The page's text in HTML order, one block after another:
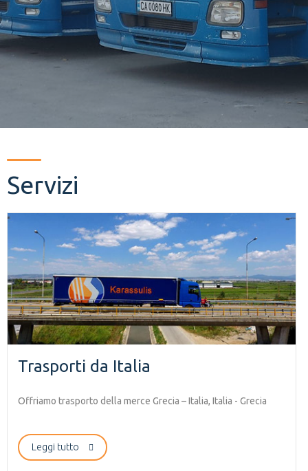
Servizi
Trasporti da Italia
Offriamo trasporto della merce Grecia – Italia, Italia - Grecia
Leggi tutto